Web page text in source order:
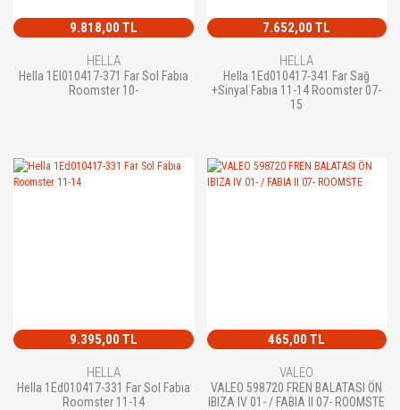
9.818,00 TL
HELLA
Hella 1El010417-371 Far Sol Fabıa
Roomster 10-
7.652,00 TL
HELLA
Hella 1Ed010417-341 Far Sağ
+Sinyal Fabıa 11-14 Roomster 07-
15
9.395,00 TL
HELLA
Hella 1Ed010417-331 Far Sol Fabıa
Roomster 11-14
465,00 TL
VALEO
VALEO 598720 FREN BALATASI ÖN
IBIZA IV 01- / FABIA II 07- ROOMSTE